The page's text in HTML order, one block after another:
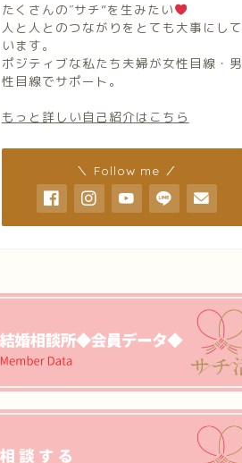
たくさんの″サチ”を生みたい
人と人とのつながりをとても大事にして
います。
ポジティブな私たち夫婦が女性目線・男
性目線でサポート。
もっと詳しい自己紹介はこちら
＼ Follow me ／